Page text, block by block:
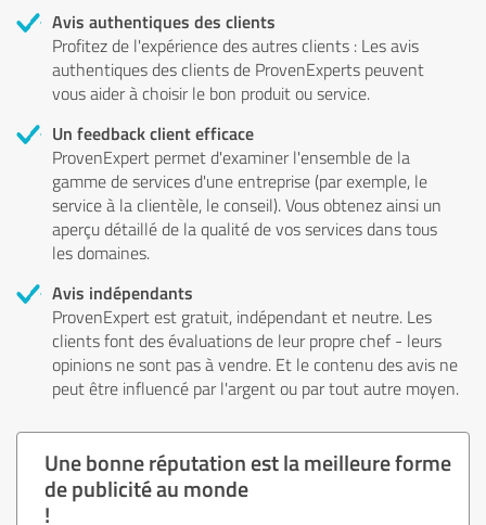
Avis authentiques des clients
Profitez de l'expérience des autres clients : Les avis
authentiques des clients de ProvenExperts peuvent
vous aider à choisir le bon produit ou service.
Un feedback client efficace
ProvenExpert permet d'examiner l'ensemble de la
gamme de services d'une entreprise (par exemple, le
service à la clientèle, le conseil). Vous obtenez ainsi un
aperçu détaillé de la qualité de vos services dans tous
les domaines.
Avis indépendants
ProvenExpert est gratuit, indépendant et neutre. Les
clients font des évaluations de leur propre chef - leurs
opinions ne sont pas à vendre. Et le contenu des avis ne
peut être influencé par l'argent ou par tout autre moyen.
Une bonne réputation est la meilleure forme
de publicité au monde
!